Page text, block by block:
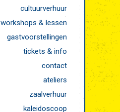
cultuurverhuur
workshops & lessen
gastvoorstellingen
tickets & info
contact
ateliers
zaalverhuur
kaleidoscoop